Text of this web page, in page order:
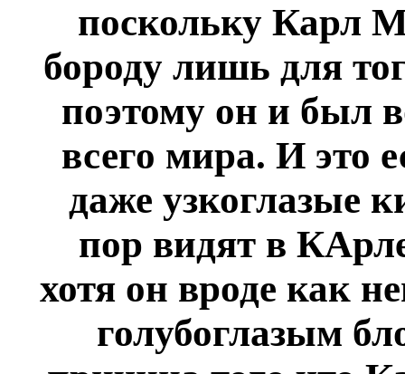
поскольку Карл
бороду лишь для
поэтому он и был
всего мира. И это
даже узкоглазые
пор видят в
хотя он вроде как
голубоглазым